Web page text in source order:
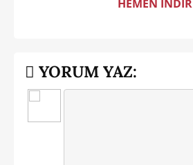
HEMEN İNDİR
YORUM YAZ: